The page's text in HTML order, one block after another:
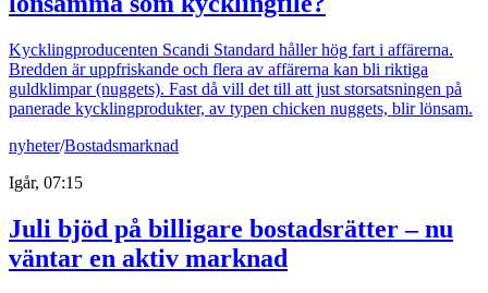
Kycklingproducenten Scandi Standard håller hög fart i affärerna.
Bredden är uppfriskande och flera av affärerna kan bli riktiga
guldklimpar (nuggets). Fast då vill det till att just storsatsningen på
panerade kycklingprodukter, av typen chicken nuggets, blir lönsam.
nyheter/Bostadsmarknad
Igår, 07:15
Juli bjöd på billigare bostadsrätter – nu
väntar en aktiv marknad